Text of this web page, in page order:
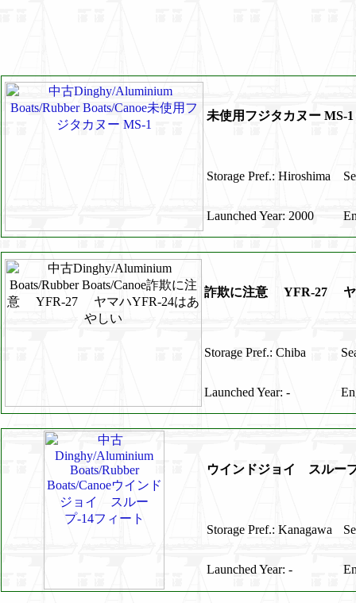
未使用フジタカヌー MS-1
Storage Pref.: Hiroshima
Launched Year: 2000
詐欺に注意 YFR-27 ヤ
Storage Pref.: Chiba
Launched Year: -
ウインドジョイ スルー
Storage Pref.: Kanagawa
Launched Year: -